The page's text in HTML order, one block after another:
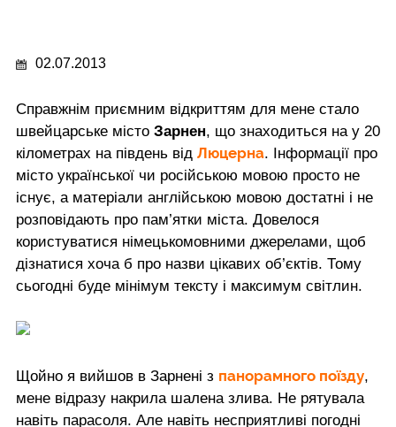
02.07.2013
Справжнім приємним відкриттям для мене стало
швейцарське місто Зарнен, що знаходиться на у 20
кілометрах на південь від Люцерна. Інформації про
місто української чи російською мовою просто не
існує, а матеріали англійською мовою достатні і не
розповідають про пам’ятки міста. Довелося
користуватися німецькомовними джерелами, щоб
дізнатися хоча б про назви цікавих об’єктів. Тому
сьогодні буде мінімум тексту і максимум світлин.
Щойно я вийшов в Зарнені з панорамного поїзду,
мене відразу накрила шалена злива. Не рятувала
навіть парасоля. Але навіть несприятливі погодні